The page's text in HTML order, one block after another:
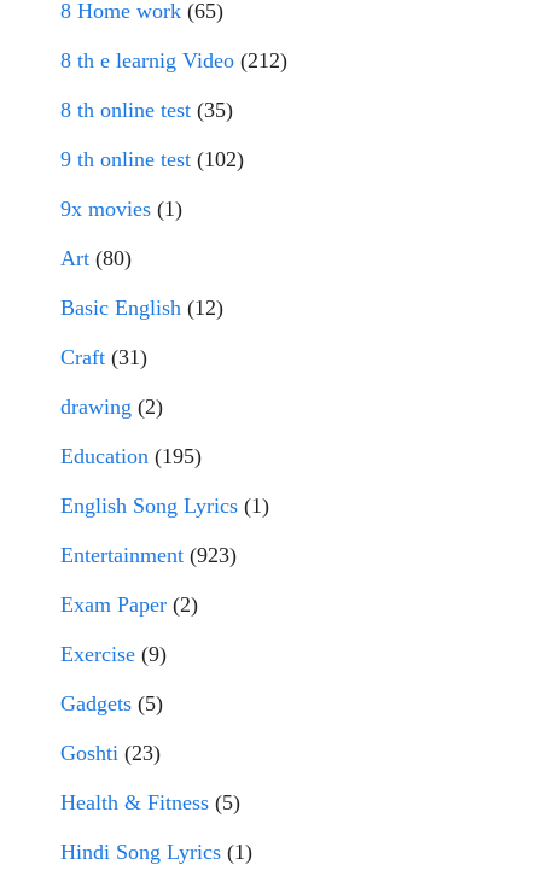
8 Home work (65)
8 th e learnig Video (212)
8 th online test (35)
9 th online test (102)
9x movies (1)
Art (80)
Basic English (12)
Craft (31)
drawing (2)
Education (195)
English Song Lyrics (1)
Entertainment (923)
Exam Paper (2)
Exercise (9)
Gadgets (5)
Goshti (23)
Health & Fitness (5)
Hindi Song Lyrics (1)